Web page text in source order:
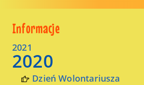
Informacje
2021
2020
Dzień Wolontariusza